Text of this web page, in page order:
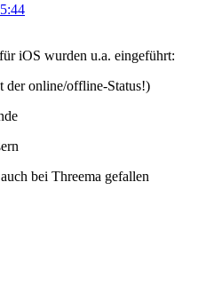
iOS wurden u.a. eingeführt:
der online/offline-Status!)
bei Threema gefallen